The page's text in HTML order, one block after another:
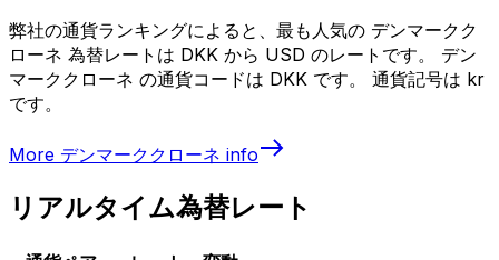
弊社の通貨ランキングによると、最も人気の デンマークク
ローネ 為替レートは DKK から USD のレートです。 デン
マーククローネ の通貨コードは DKK です。 通貨記号は kr
です。
More デンマーククローネ info
リアルタイム為替レート